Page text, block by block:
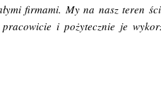
firmami. My na nasz teren
i pożytecznie je